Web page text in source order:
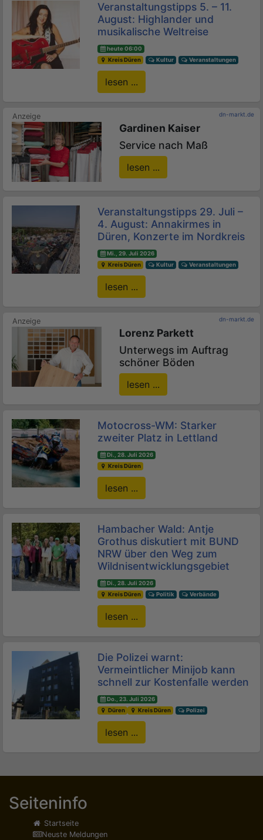
Veranstaltungstipps 5. – 11.
August: Highlander und
musikalische Weltreise
heute 06:00
Kreis Düren
Kultur Veranstaltungen
lesen ...
dn-markt.de
Gardinen Kaiser
Service nach Maß
lesen ...
Veranstaltungstipps 29. Juli –
4. August: Annakirmes in
Düren, Konzerte im Nordkreis
Mi., 29. Juli 2026
Kreis Düren
Kultur Veranstaltungen
lesen ...
dn-markt.de
Lorenz Parkett
Unterwegs im Auftrag
schöner Böden
lesen ...
Motocross-WM: Starker
zweiter Platz in Lettland
Di., 28. Juli 2026
Kreis Düren
lesen ...
Hambacher Wald: Antje
Grothus diskutiert mit BUND
NRW über den Weg zum
Wildnisentwicklungsgebiet
Di., 28. Juli 2026
Kreis Düren
Politik Verbände
lesen ...
Die Polizei warnt:
Vermeintlicher Minijob kann
schnell zur Kostenfalle werden
Do., 23. Juli 2026
Düren
Kreis Düren Polizei
lesen ...
Seiteninfo
Startseite
Neuste Meldungen